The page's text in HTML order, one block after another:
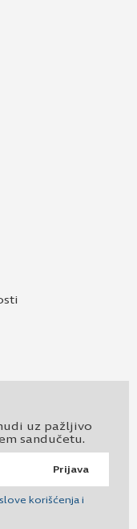
uz pažljivo
sandučetu.
Prijava
korišćenja i